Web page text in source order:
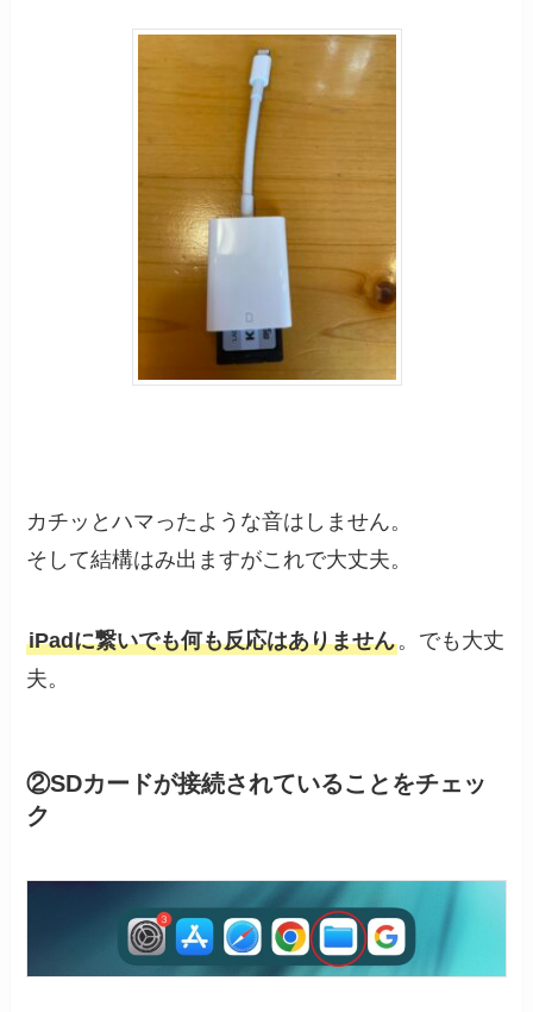
カチッとハマったような音はしません。
そして結構はみ出ますがこれで大丈夫。
iPadに繋いでも何も反応はありません。でも大丈
夫。
②SDカードが接続されていることをチェッ
ク